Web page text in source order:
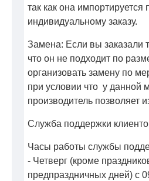
так как она импортируется
индивидуальному заказу.
Замена: Если вы заказали
что он не подходит по
организовать замену по
при условии что у данной
производитель позволяет
Служба поддержки
Часы работы службы
- Четверг (кроме
предпраздничных дней) с